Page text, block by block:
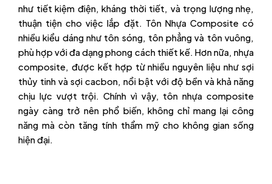
như tiết kiệm điện, kháng thời tiết, và trọng lượng nhẹ,
thuận tiện cho việc lắp đặt. Tôn Nhựa Composite có
nhiều kiểu dáng như tôn sóng, tôn phẳng và tôn vuông,
phù hợp với đa dạng phong cách thiết kế. Hơn nữa, nhựa
composite, được kết hợp từ nhiều nguyên liệu như sợi
thủy tinh và sợi cacbon, nổi bật với độ bền và khả năng
chịu lực vượt trội. Chính vì vậy, tôn nhựa composite
ngày càng trở nên phổ biến, không chỉ mang lại công
năng mà còn tăng tính thẩm mỹ cho không gian sống
hiện đại.